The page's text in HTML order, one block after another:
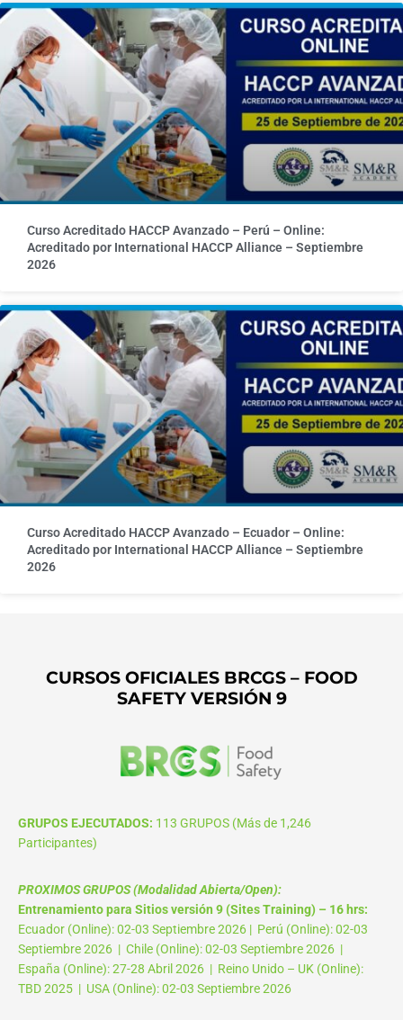
Curso Acreditado HACCP Avanzado – Perú – Online:
Acreditado por International HACCP Alliance – Septiembre
2026
Curso Acreditado HACCP Avanzado – Ecuador – Online:
Acreditado por International HACCP Alliance – Septiembre
2026
CURSOS OFICIALES BRCGS – FOOD
SAFETY VERSIÓN 9
GRUPOS EJECUTADOS: 113 GRUPOS (Más de 1,246
Participantes)
PROXIMOS GRUPOS (Modalidad Abierta/Open):
Entrenamiento para Sitios versión 9 (Sites Training) – 16 hrs:
Ecuador (Online): 02-03 Septiembre 2026 | Perú (Online): 02-03
Septiembre 2026 | Chile (Online): 02-03 Septiembre 2026 |
España (Online): 27-28 Abril 2026 | Reino Unido – UK (Online):
TBD 2025 | USA (Online): 02-03 Septiembre 2026